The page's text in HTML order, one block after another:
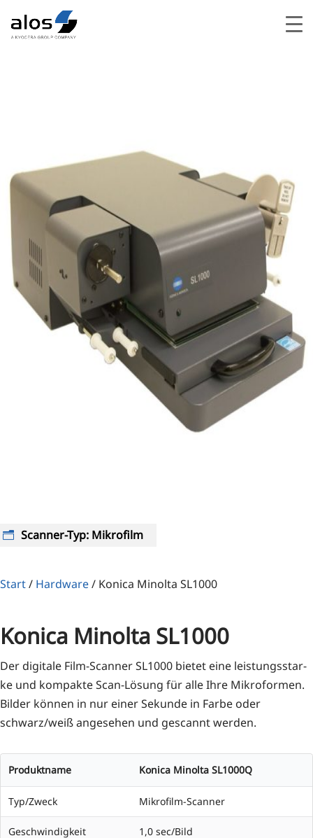
Scanner-Typ: Mikrofilm
Start/ Hardware/ Konica Minolta SL1000
Konica Minolta SL1000
Der digi­ta­le Film-Scan­ner SL1000 bie­tet eine leis­tungs­star­
ke und kom­pak­te Scan-Lösung für alle Ihre Mikro­for­men.
Bil­der kön­nen in nur einer Sekun­de in Far­be oder
schwarz/weiß ange­se­hen und gescannt werden.
Produktname Konica Minolta SL1000Q
Typ/Zweck Mikrofilm-Scanner
Geschwindigkeit 1,0 sec/Bild